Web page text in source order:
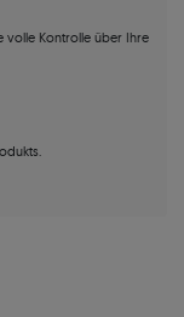
volle Kontrolle über Ihre